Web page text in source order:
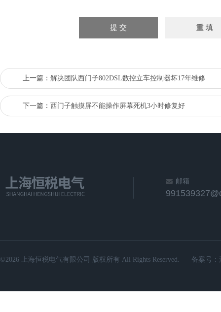
上一篇： 解决团队西门子802DSL数控立车控制器坏17年维修
下一篇： 西门子触摸屏不能操作屏幕死机3小时修复好
邮箱
©2026 上海恒税电气有限公司 版权所有 All Rights Reserved. 备案号：